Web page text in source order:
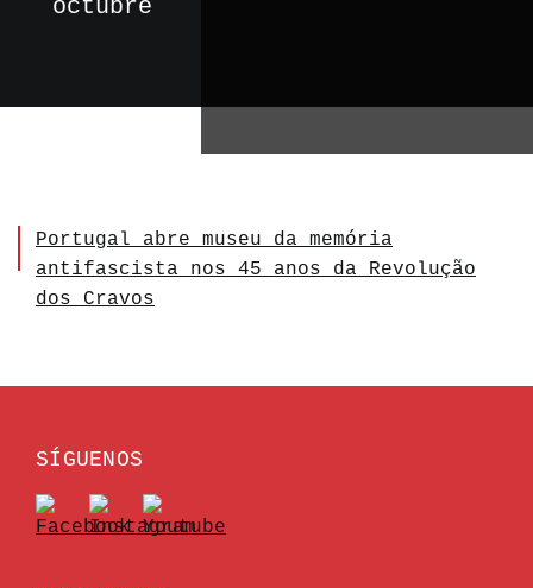
octubre
Portugal abre museu da memória
antifascista nos 45 anos da Revolução
dos Cravos
SÍGUENOS